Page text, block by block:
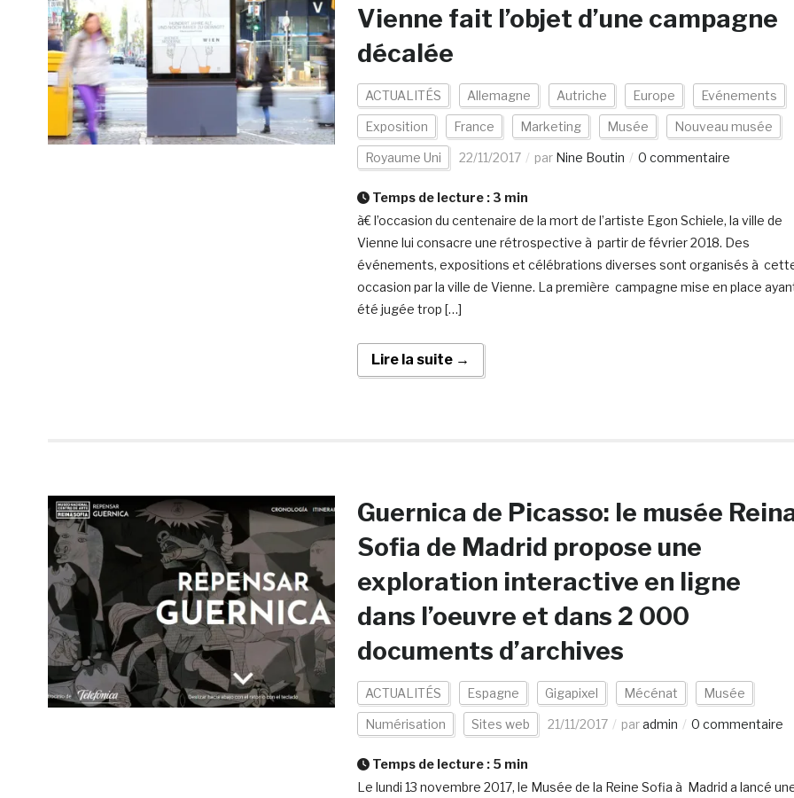
Vienne fait l’objet d’une campagne
décalée
ACTUALITÉS Allemagne Autriche Europe Evénements
Exposition France Marketing Musée Nouveau musée
Royaume Uni 22/11/2017 par Nine Boutin 0 commentaire
Temps de lecture : 3 min
à€ l’occasion du centenaire de la mort de l’artiste Egon Schiele, la ville de
Vienne lui consacre une rétrospective à partir de février 2018. Des
événements, expositions et célébrations diverses sont organisés à
occasion par la ville de Vienne. La première campagne mise en place
été jugée trop […]
Lire la suite →
Guernica de Picasso: le musée
Sofia de Madrid propose une
exploration interactive en ligne
dans l’oeuvre et dans 2 000
documents d’archives
ACTUALITÉS Espagne Gigapixel Mécénat Musée
Numérisation Sites web 21/11/2017 paradmin 0 commentaire
Temps de lecture : 5 min
Le lundi 13 novembre 2017, le Musée de la Reine Sofia à Madrid a lancé